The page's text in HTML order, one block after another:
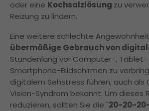
oder eine Kochsalzlösung zu
Reizung zu lindern.
Eine weitere schlechte
übermäßige Gebrauch von
Stundenlang vor Computer-, Tablet-
Smartphone-Bildschirmen zu
digitalem Sehstress führen, auch
Vision-Syndrom bekannt. Um dieses
reduzieren, sollten Sie die "20-20-